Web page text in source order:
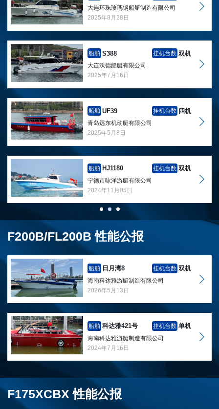
大连环珠玻璃钢船艇制造有限公司
2025年8月28日
船舶 S388 挂机台数 双机
大连沃德船艇有限公司
2025年7月16日
船舶 UF39 挂机台数 四机
青岛远东机动艇有限公司
2025年5月8日
船舶 HJ1180 挂机台数 双机
宁德市咏洋游艇有限公司
2024年11月05日
F200B/FL200B 性能公报
船舶 日月湾8 挂机台数 双机
海南科达雅游艇制造有限公司
2026年5月13日
船舶 科达雅421号 挂机台数 单机
海南科达雅游艇制造有限公司
2024年7月16日
F175XCBX 性能公报